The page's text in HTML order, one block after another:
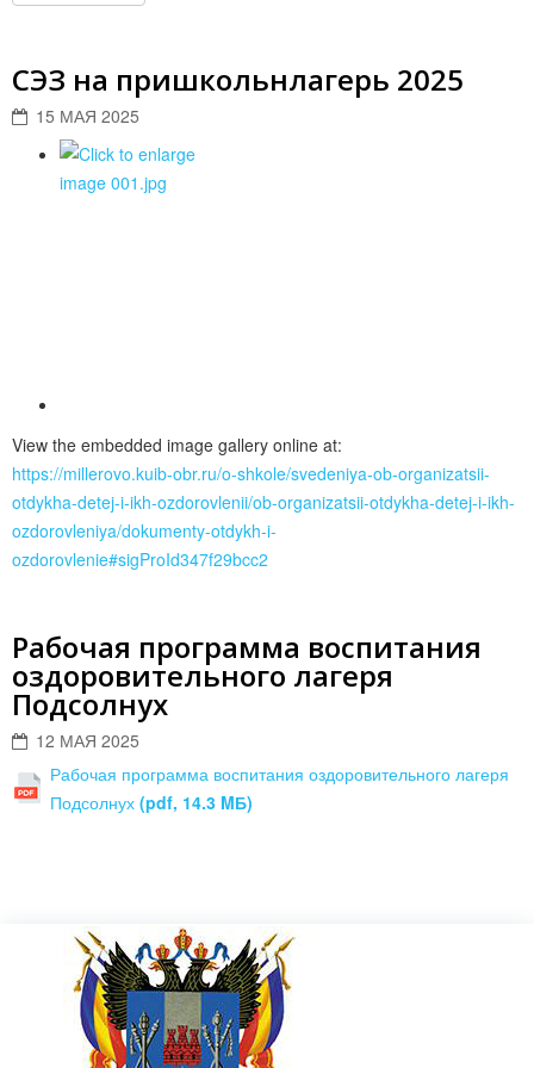
СЭЗ на пришкольнлагерь 2025
15 МАЯ 2025
View the embedded image gallery online at:
https://millerovo.kuib-obr.ru/o-shkole/svedeniya-ob-organizatsii-
otdykha-detej-i-ikh-ozdorovlenii/ob-organizatsii-otdykha-detej-i-ikh-
ozdorovleniya/dokumenty-otdykh-i-
ozdorovlenie#sigProId347f29bcc2
Рабочая программа воспитания
оздоровительного лагеря
Подсолнух
12 МАЯ 2025
Рабочая программа воспитания оздоровительного лагеря
Подсолнух (pdf, 14.3 MБ)